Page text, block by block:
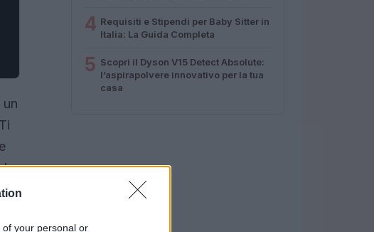
your personal or
4 Requisiti e Stipendi per Baby Sitter in
Italia: La Guida Completa
5 Scopri il Dyson V15 Detect Absolute:
l’aspirapolvere innovativo per la tua
casa